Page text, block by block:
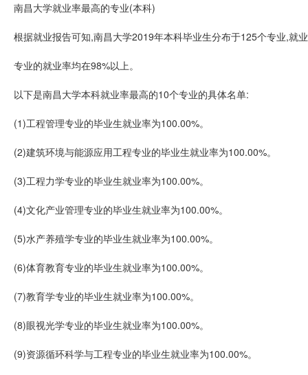
南昌大学就业率最高的专业(本科)
根据就业报告可知,南昌大学2019年本科毕业生分布于125个专业,就
专业的就业率均在98%以上。
以下是南昌大学本科就业率最高的10个专业的具体名单:
(1)工程管理专业的毕业生就业率为100.00%。
(2)建筑环境与能源应用工程专业的毕业生就业率为100.00%。
(3)工程力学专业的毕业生就业率为100.00%。
(4)文化产业管理专业的毕业生就业率为100.00%。
(5)水产养殖学专业的毕业生就业率为100.00%。
(6)体育教育专业的毕业生就业率为100.00%。
(7)教育学专业的毕业生就业率为100.00%。
(8)眼视光学专业的毕业生就业率为100.00%。
(9)资源循环科学与工程专业的毕业生就业率为100.00%。